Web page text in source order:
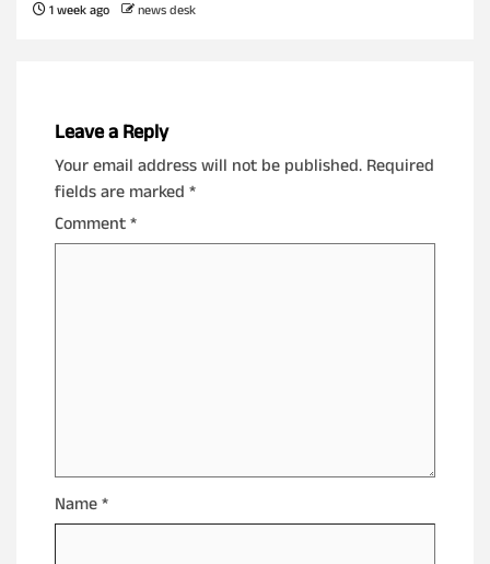
1 week ago news desk
Leave a Reply
Your email address will not be published. Required
fields are marked *
Comment*
Name*